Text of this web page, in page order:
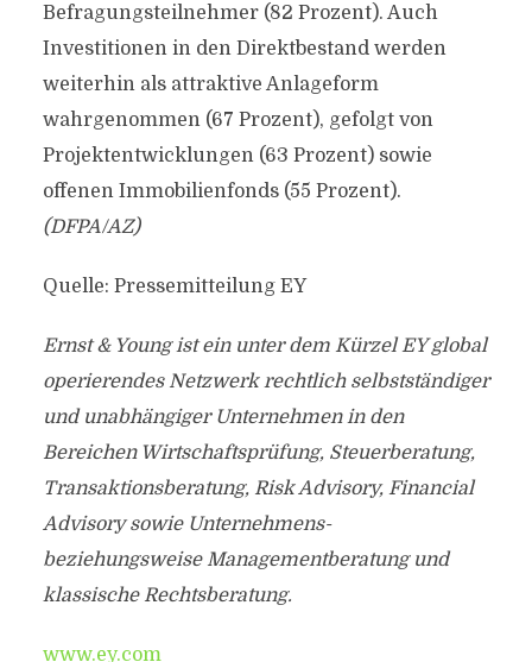
Befragungsteilnehmer (82 Prozent). Auch
Investitionen in den Direktbestand werden
weiterhin als attraktive Anlageform
wahrgenommen (67 Prozent), gefolgt von
Projektentwicklungen (63 Prozent) sowie
offenen Immobilienfonds (55 Prozent).
(DFPA/AZ)
Quelle: Pressemitteilung EY
Ernst & Young ist ein unter dem Kürzel EY global
operierendes Netzwerk rechtlich selbstständiger
und unabhängiger Unternehmen in den
Bereichen Wirtschaftsprüfung, Steuerberatung,
Transaktionsberatung, Risk Advisory, Financial
Advisory sowie Unternehmens-
beziehungsweise Managementberatung und
klassische Rechtsberatung.
www.ey.com